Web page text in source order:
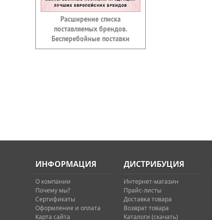
Расширение списка
поставляемых брендов.
Бесперебойные поставки
ИНФОРМАЦИЯ
О компании
Почему мы?
Сертификаты
Оформление и оплата
Карта сайта
ДИСТРИБУЦИЯ
Интернет-магазин
Прайс-листы
Доставка товара
Возврат товара
Каталоги (скачать)